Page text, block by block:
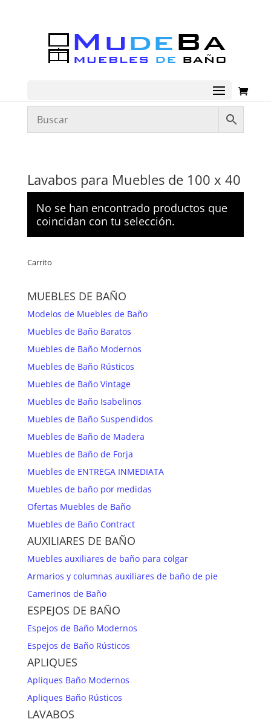
Lavabos para Muebles de 100 x 40
No se han encontrado productos que
coincidan con tu selección.
Carrito
MUEBLES DE BAÑO
Modelos de Muebles de Baño
Muebles de Baño Baratos
Muebles de Baño Modernos
Muebles de Baño Rústicos
Muebles de Baño Vintage
Muebles de Baño Isabelinos
Muebles de Baño Suspendidos
Muebles de Baño de Madera
Muebles de Baño de Forja
Muebles de ENTREGA INMEDIATA
Muebles de baño por medidas
Ofertas Muebles de Baño
Muebles de Baño Contract
AUXILIARES DE BAÑO
Muebles auxiliares de baño para colgar
Armarios y columnas auxiliares de baño de pie
Camerinos de Baño
ESPEJOS DE BAÑO
Espejos de Baño Modernos
Espejos de Baño Rústicos
APLIQUES
Apliques Baño Modernos
Apliques Baño Rústicos
LAVABOS